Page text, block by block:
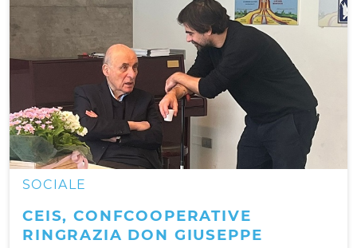
SOCIALE
CEIS, CONFCOOPERATIVE
RINGRAZIA DON GIUSEPPE